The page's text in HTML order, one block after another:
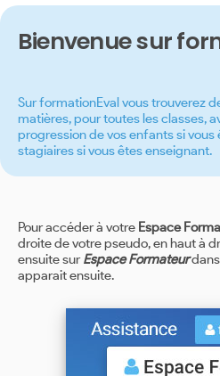
Bienvenue sur
Sur formationEval vous trouverez
matières, pour toutes les classes,
progression de vos enfants si vous
stagiaires si vous êtes enseignant.
Pour accéder à votre Espace
droite de votre pseudo, en haut à
ensuite surEspace Formateur
apparait ensuite.